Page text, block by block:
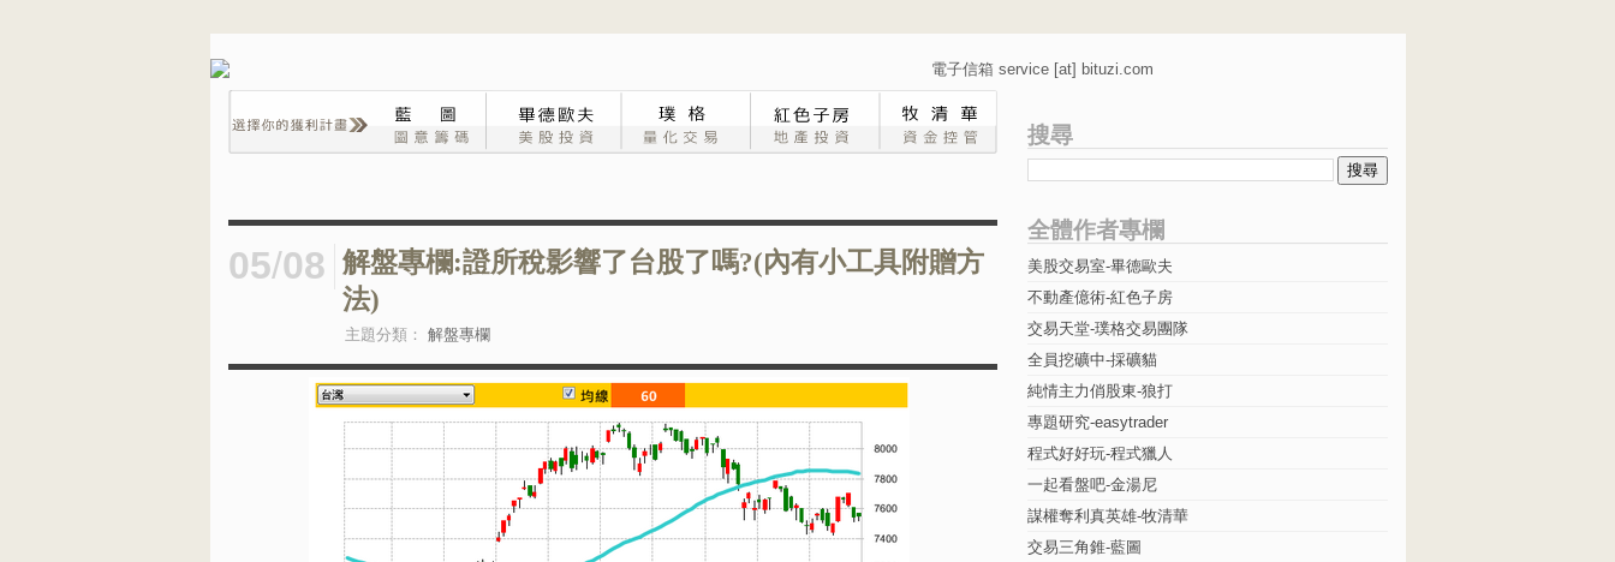
電子信箱 service [at] bituzi.com
05/08 解盤專欄:證所稅影響了台股了嗎?(內有小工具附贈方
法)
主題分類： 解盤專欄
搜尋
全體作者專欄
美股交易室-畢德歐夫
不動產億術-紅色子房
交易天堂-璞格交易團隊
全員挖礦中-採礦貓
純情主力俏股東-狼打
專題研究-easytrader
程式好好玩-程式獵人
一起看盤吧-金湯尼
謀權奪利真英雄-牧清華
交易三角錐-藍圖